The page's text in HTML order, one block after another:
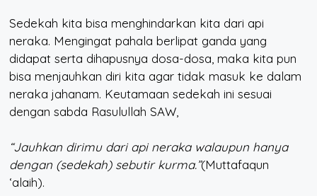
Sedekah kita bisa menghindarkan kita dari api
neraka. Mengingat pahala berlipat ganda yang
didapat serta dihapusnya dosa-dosa, maka kita pun
bisa menjauhkan diri kita agar tidak masuk ke dalam
neraka jahanam. Keutamaan sedekah ini sesuai
dengan sabda Rasulullah SAW,
“Jauhkan dirimu dari api neraka walaupun hanya
dengan (sedekah) sebutir kurma.”(Muttafaqun
‘alaih).